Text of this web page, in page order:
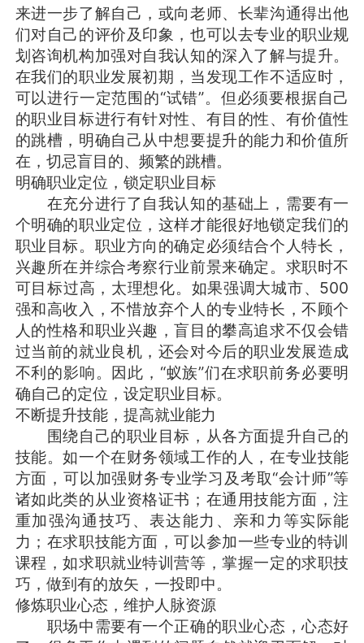
来进一步了解自己，或向老师、长辈沟通得出他
们对自己的评价及印象，也可以去专业的职业规
划咨询机构加强对自我认知的深入了解与提升。
在我们的职业发展初期，当发现工作不适应时，
可以进行一定范围的“试错”。但必须要根据自己
的职业目标进行有针对性、有目的性、有价值性
的跳槽，明确自己从中想要提升的能力和价值所
在，切忌盲目的、频繁的跳槽。
明确职业定位，锁定职业目标
在充分进行了自我认知的基础上，需要有一
个明确的职业定位，这样才能很好地锁定我们的
职业目标。职业方向的确定必须结合个人特长，
兴趣所在并综合考察行业前景来确定。求职时不
可目标过高，太理想化。如果强调大城市、500
强和高收入，不惜放弃个人的专业特长，不顾个
人的性格和职业兴趣，盲目的攀高追求不仅会错
过当前的就业良机，还会对今后的职业发展造成
不利的影响。因此，“蚁族”们在求职前务必要明
确自己的定位，设定职业目标。
不断提升技能，提高就业能力
围绕自己的职业目标，从各方面提升自己的
技能。如一个在财务领域工作的人，在专业技能
方面，可以加强财务专业学习及考取“会计师”等
诸如此类的从业资格证书；在通用技能方面，注
重加强沟通技巧、表达能力、亲和力等实际能
力；在求职技能方面，可以参加一些专业的特训
课程，如求职就业特训营等，掌握一定的求职技
巧，做到有的放矢，一投即中。
修炼职业心态，维护人脉资源
职场中需要有一个正确的职业心态，心态好